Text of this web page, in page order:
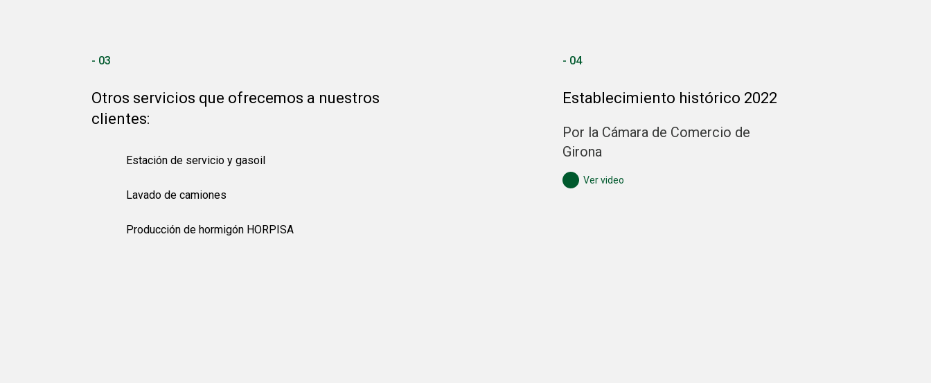
- 03
Otros servicios que ofrecemos a nuestros
clientes:
Estación de servicio y gasoil
Lavado de camiones
Producción de hormigón HORPISA
- 04
Establecimiento histórico 2022
Por la Cámara de Comercio de
Girona
Ver video